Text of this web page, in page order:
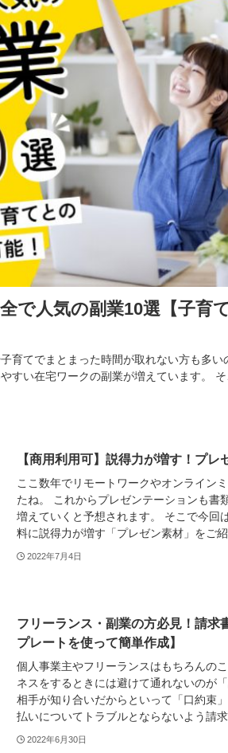
で人気の副業10選【子育
育てでまとまった時間が取れない方も多
すい在宅ワークの副業が増えています。
【商用利用可】説得力が増す！プレ
ここ数年でリモートワークやオンライン
たね。 これからプレゼンテーションも書
増えていくと予想されます。 そこで今回
料に説得力が増す「プレゼン素材」をご紹
2022年7月4日
フリーランス・副業の方必見！請求
プレートを使って簡単作成】
個人事業主やフリーランスはもちろんの
ネスをするときには避けて通れないのが
相手が知り合いだからといって「口約束
払いについてトラブルとならないよう請
2022年6月30日